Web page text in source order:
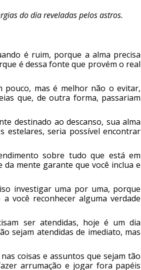
do dia reveladas pelos astros.
é ruim, porque a alma precisa
é dessa fonte que provém o real
mas é melhor não o evitar,
que, de outra forma, passariam
destinado ao descanso, sua alma
estelares, seria possível encontrar
sobre tudo que está em
mente garante que você inclua e
investigar uma por uma, porque
você reconhecer alguma verdade
ser atendidas, hoje é um dia
sejam atendidas de imediato, mas
coisas e assuntos que sejam tão
arrumação e jogar fora papéis